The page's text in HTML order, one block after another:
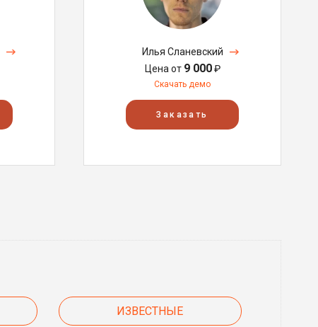
Илья Сланевский
Цена от 9 000₽
Скачать демо
Заказать
ИЗВЕСТНЫЕ